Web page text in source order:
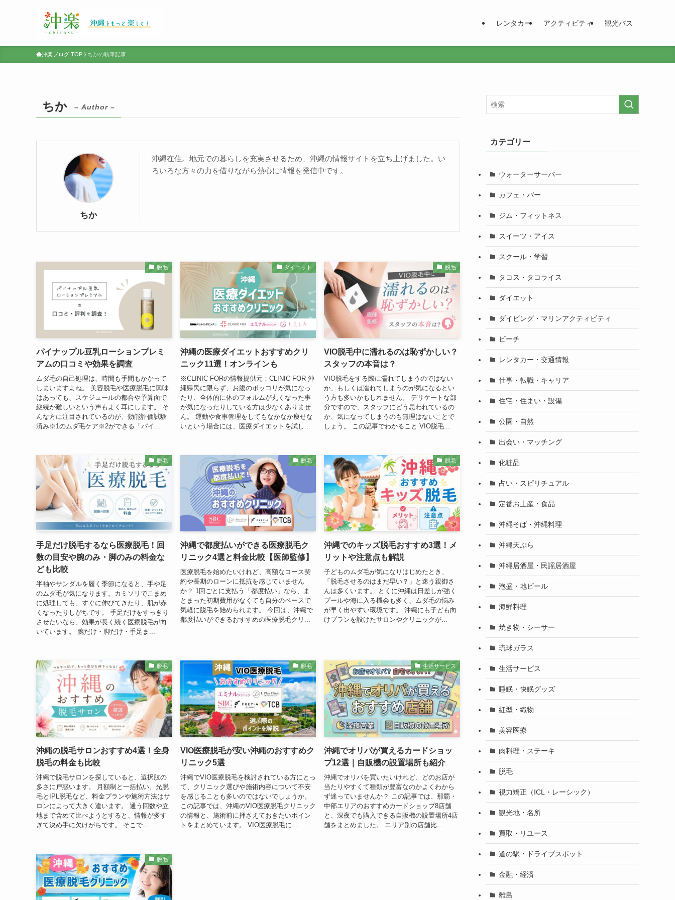
レンタカー アクティビティ 観光バス
沖楽ブログ TOP ちかの執筆記事
ちか – Author –
ちか
沖縄在住。地元での暮らしを充実させるため、沖縄の情報サイトを立ち上げました。い
ろいろな方々の力を借りながら熱心に情報を発信中です。
脱毛
パイナップル豆乳ローションプレミ
アムの口コミや効果を調査
ムダ毛の自己処理は、時間も手間もかかって
しまいますよね。 美容脱毛や医療脱毛に興味
はあっても、スケジュールの都合や予算面で
継続が難しいという声もよく耳にします。 そ
んな方に注目されているのが、効能評価試験
済み※1のムダ毛ケア※2ができる「パイ...
ダイエット
沖縄の医療ダイエットおすすめクリ
ニック11選！オンラインも
※CLINIC FORの情報提供元：CLINIC FOR 沖
縄県民に限らず、お腹のポッコリが気になっ
たり、全体的に体のフォルムが丸くなった事
が気になったりしている方は少なくありませ
ん。 運動や食事管理をしてもなかなか痩せな
いという場合には、医療ダイエットを試し...
脱毛
VIO脱毛中に濡れるのは恥ずかしい？
スタッフの本音は？
VIO脱毛をする際に濡れてしまうのではない
か、もしくは濡れてしまうのが気になるとい
う方も多いかもしれません。 デリケートな部
分ですので、スタッフにどう思われているの
か、気になってしまうのも無理はないことで
しょう。 この記事でわかること VIO脱毛...
脱毛
手足だけ脱毛するなら医療脱毛！回
数の目安や腕のみ・脚のみの料金な
ども比較
半袖やサンダルを履く季節になると、手や足
のムダ毛が気になります。カミソリでこまめ
に処理しても、すぐに伸びてきたり、肌が赤
くなったりしがちです。 手足だけをすっきり
させたいなら、効果が長く続く医療脱毛が向
いています。 腕だけ・脚だけ・手足ま...
脱毛
沖縄で都度払いができる医療脱毛ク
リニック4選と料金比較【医師監修】
医療脱毛を始めたいけれど、高額なコース契
約や長期のローンに抵抗を感じていません
か？ 1回ごとに支払う「都度払い」なら、ま
とまった初期費用がなくても自分のペースで
気軽に脱毛を始められます。 今回は、沖縄で
都度払いができるおすすめの医療脱毛クリ...
脱毛
沖縄でのキッズ脱毛おすすめ3選！メ
リットや注意点も解説
子どものムダ毛が気になりはじめたとき、
「脱毛させるのはまだ早い？」と迷う親御さ
んは多くいます。 とくに沖縄は日差しが強く
プールや海に入る機会も多く、ムダ毛の悩み
が早く出やすい環境です。 沖縄にも子ども向
けプランを設けたサロンやクリニックが...
脱毛
沖縄の脱毛サロンおすすめ4選！全身
脱毛の料金も比較
沖縄で脱毛サロンを探していると、選択肢の
多さに戸惑います。 月額制と一括払い、光脱
毛とIPL脱毛など、料金プランや施術方法はサ
ロンによって大きく違います。 通う回数や立
地まで含めて比べようとすると、情報が多す
ぎて決め手に欠けがちです。 そこで...
脱毛
VIO医療脱毛が安い沖縄のおすすめク
リニック5選
沖縄でVIO医療脱毛を検討されている方にとっ
て、クリニック選びや施術内容について不安
を感じることも多いのではないでしょうか。
この記事では、沖縄のVIO医療脱毛クリニック
の情報と、施術前に押さえておきたいポイン
トをまとめています。 VIO医療脱毛に...
生活サービス
沖縄でオリパが買えるカードショッ
プ12選｜自販機の設置場所も紹介
沖縄でオリパを買いたいけれど、どのお店が
当たりやすくて種類が豊富なのかよくわから
ず迷っていませんか？ この記事では、那覇・
中部エリアのおすすめカードショップ8店舗
と、深夜でも購入できる自販機の設置場所4店
舗をまとめました。 エリア別の店舗比...
脱毛
カテゴリー
ウォーターサーバー
カフェ・バー
ジム・フィットネス
スイーツ・アイス
スクール・学習
タコス・タコライス
ダイエット
ダイビング・マリンアクティビティ
ビーチ
レンタカー・交通情報
仕事・転職・キャリア
住宅・住まい・設備
公園・自然
出会い・マッチング
化粧品
占い・スピリチュアル
定番お土産・食品
沖縄そば・沖縄料理
沖縄天ぷら
沖縄居酒屋・民謡居酒屋
泡盛・地ビール
海鮮料理
焼き物・シーサー
琉球ガラス
生活サービス
睡眠・快眠グッズ
紅型・織物
美容医療
肉料理・ステーキ
脱毛
視力矯正（ICL・レーシック）
観光地・名所
買取・リユース
道の駅・ドライブスポット
金融・経済
離島